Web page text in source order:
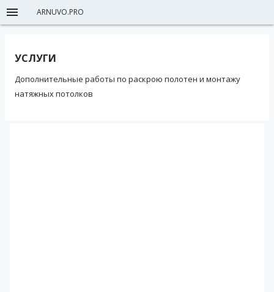
ARNUVO.PRO
УСЛУГИ
Дополнительные работы по раскрою полотен и монтажу
натяжных потолков